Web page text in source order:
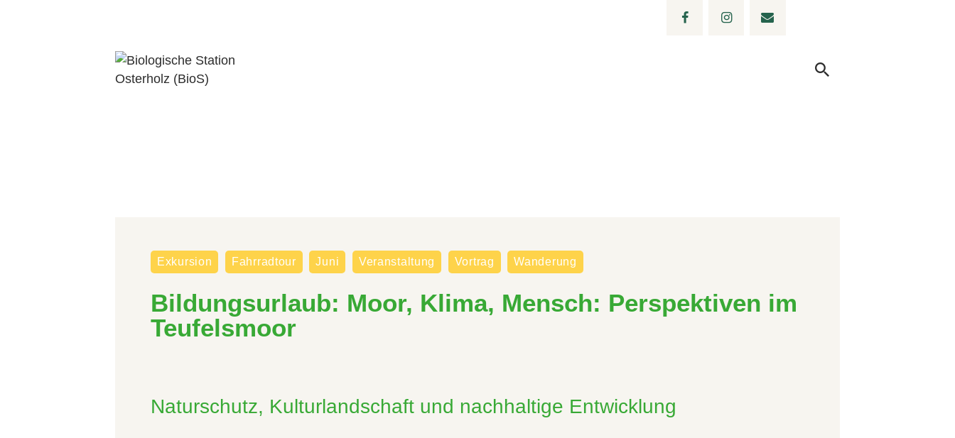
Exkursion Fahrradtour Juni Veranstaltung Vortrag Wanderung
Bildungsurlaub: Moor, Klima, Mensch: Perspektiven im
Teufelsmoor
Naturschutz, Kulturlandschaft und nachhaltige Entwicklung